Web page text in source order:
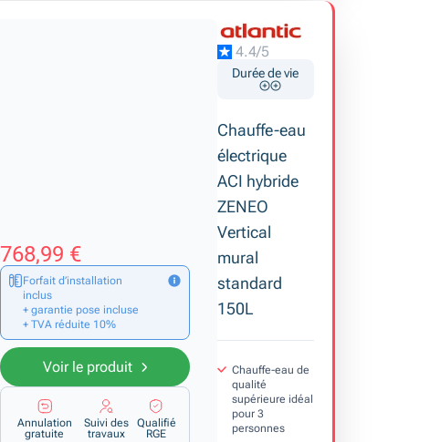
4.4/5
Durée de vie
Chauffe-eau
électrique
ACI hybride
ZENEO
Vertical
mural
standard
150L
Chauffe-eau de
qualité
supérieure idéal
pour 3
personnes
768,99 €
Forfait d’installation
inclus
+ garantie pose incluse
+ TVA réduite 10%
Voir le produit
Annulation
gratuite
Suivi des
travaux
Qualifié
RGE